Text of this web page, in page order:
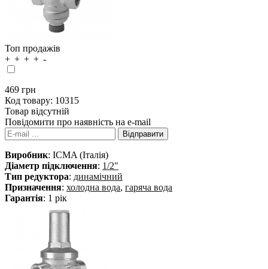
Топ продажів
469 грн
Код товару: 10315
Товар відсутній
Повідомити про наявність на e-mail
Виробник: ICMA (Італія)
Діаметр підключення: 1/2"
Тип редуктора: динамічний
Призначення: холодна вода, гаряча вода
Гарантія: 1 рік